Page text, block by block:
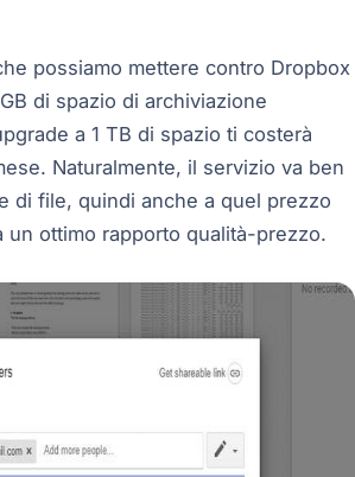
possiamo mettere contro Dropbox
di spazio di archiviazione
a 1 TB di spazio ti costerà
Naturalmente, il servizio va ben
di file, quindi anche a quel prezzo
un ottimo rapporto qualità-prezzo.